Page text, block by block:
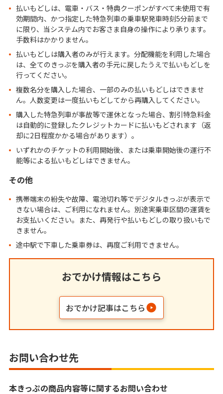
払いもどしは、電車・バス・特典クーポンがすべて未使用で有
効期間内、かつ指定した特急列車の乗車駅発車時刻5分前まで
に限り、当システム内でお客さま自身の操作により承ります。
手数料はかかりません。
払いもどしは購入者のみが行えます。分配機能を利用した場合
は、全てのきっぷを購入者の手元に戻したうえで払いもどしを
行ってください。
複数名分を購入した場合、一部のみの払いもどしはできませ
ん。人数変更は一度払いもどしてから再購入してください。
購入した特急列車が事故等で運休となった場合、割引特急料金
は自動的に登録したクレジットカードに払いもどされます（返
却に2日程度かかる場合があります）。
いずれかのチケットの利用開始後、または乗車開始後の運行不
能等による払いもどしはできません。
その他
携帯端末の紛失や故障、電池切れ等でデジタルきっぷが表示で
きない場合は、ご利用になれません。別途実乗車区間の運賃を
お支払いください。また、再発行や払いもどしの取り扱いもで
きません。
途中駅で下車した乗車券は、再度ご利用できません。
おでかけ情報はこちら
おでかけ記事はこちら
お問い合わせ先
本きっぷの商品内容等に関するお問い合わせ